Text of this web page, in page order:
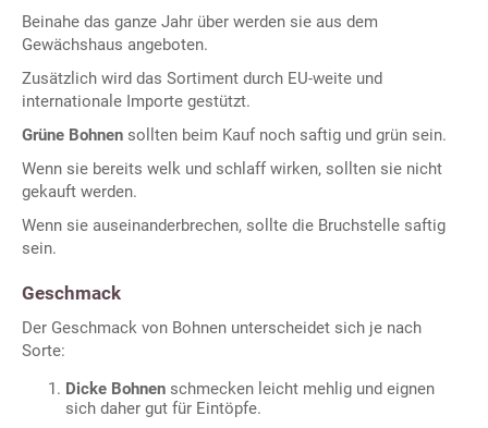
Beinahe das ganze Jahr über werden sie aus dem
Gewächshaus angeboten.
Zusätzlich wird das Sortiment durch EU-weite und
internationale Importe gestützt.
Grüne Bohnen sollten beim Kauf noch saftig und grün sein.
Wenn sie bereits welk und schlaff wirken, sollten sie nicht
gekauft werden.
Wenn sie auseinanderbrechen, sollte die Bruchstelle saftig
sein.
Geschmack
Der Geschmack von Bohnen unterscheidet sich je nach
Sorte:
Dicke Bohnen schmecken leicht mehlig und eignen
sich daher gut für Eintöpfe.